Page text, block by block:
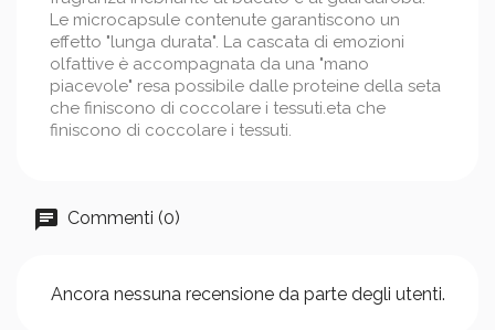
Le microcapsule contenute garantiscono un
effetto "lunga durata". La cascata di emozioni
olfattive è accompagnata da una "mano
piacevole" resa possibile dalle proteine della seta
che finiscono di coccolare i tessuti.eta che
finiscono di coccolare i tessuti.
Commenti (0)
Ancora nessuna recensione da parte degli utenti.